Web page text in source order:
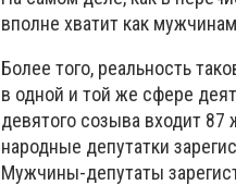
вполне хватит как
Более того, реальность
в одной и той же сфере
девятого созыва входит
народные депутатки
Мужчины-депутаты